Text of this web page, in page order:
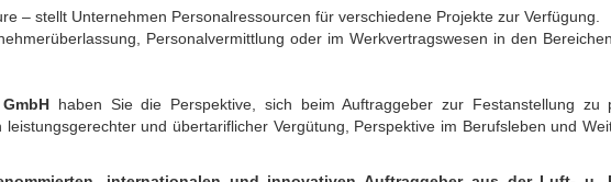
– stellt Unternehmen Personalressourcen für verschiedene Projekte zur Verfügung.
Personalvermittlung oder im Werkvertragswesen in den
haben Sie die Perspektive, sich beim Auftraggeber zur Festanstellung zu
und übertariflicher Vergütung, Perspektive im Berufsleben und